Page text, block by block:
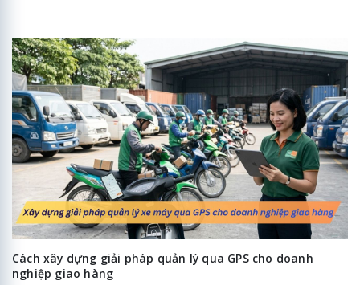
Cách xây dựng giải pháp quản lý qua GPS cho doanh
nghiệp giao hàng